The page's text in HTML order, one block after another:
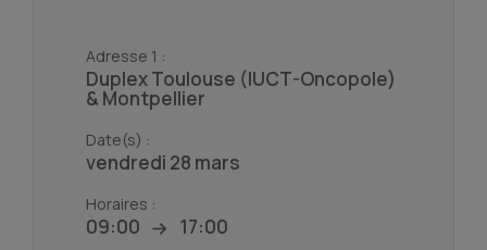
Adresse 1 :
Duplex Toulouse (IUCT-Oncopole)
& Montpellier
Date(s) :
vendredi 28 mars
Horaires :
09:00 17:00